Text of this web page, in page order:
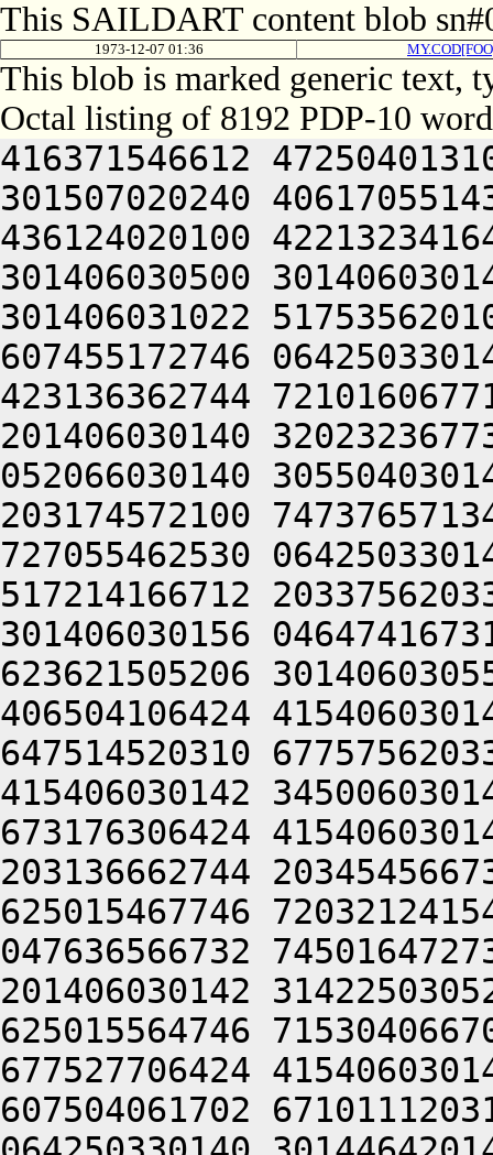
This SAILDART content blob
1973-12-07 01:36
This blob is marked generic text,
Octal listing of 8192 PDP-10
416371546612 472504013100 201012640630 446104030140 301507020240 406170551432 052064051212 415004050202 436124020100 422132341644 446412444636 470321241540 301406030500 301406030142 064250330140 301406620140 301406031022 517535620100 201001126532 264230170752 607455172746 064250330140 301406720140 301406031422 423136362744 721016067712 665341505206 301406030162 201406030140 320232367732 627515166712 715005526432 052066030140 305504030140 301406504622 631017167752 203174572100 747376571346 627314620322 671016471336 727055462530 064250330140 301426520140 301406033022 517214166712 203375620332 624321241540 301406133100 301406030156 046474167310 203115766330 607444066302 623621505206 301406030556 201406030140 340230751212 406504106424 415406030142 341006030140 301621153744 647514520310 677575620332 745016367744 713376706424 415406030142 345006030140 305401141322 713104071736 673176306424 415406030144 301006030140 305421160746 203136662744 203454566736 723125420334 675015467754 625015467746 720321241540 301406230500 301406030544 047636566732 745016472732 667621505206 301406031144 201406030142 314225030522 201012060744 623375620332 625015564746 715304066702 745011120320 727336020362 677527706424 415406030144 315006030140 305501153720 607504061702 671011120310 675016764750 641017167752 064250330140 301446420140 301406132422 513036370362 203475364734 673624061322 723075026532 203056267726 627345606424 415406030144 325006030140 305541141736 673156571722 677344026532 064250330140 301446620140 301406133422 413455163720 721014561746 723036464706 203335766712 673516326100 064250330140 301446720140 301406134022 467136464336 623234360730 203334526100 667624061744 627036464754 647517127032 052066030140 311604030140 301427104756 607236464734 635014667744 203315172350 663124061720 647075364712 260321241540 301406234500 301406031140 047075766714 677456426432 052066030140 315404030140 301446104620 627454520302 673104067336 735304066322 657124072320 625014771312 607504064312 713124060734 621014163350 627445406424 415406030146 305006030140 311441143344 607175562734 723134420356 677454471534 202474570752 627354362500 677144067336 727356326100 673364073312 713056327032 052066030140 315444030140 301446304656 643136262500 607454520332 745014166332 677354471502 205010767710 623035520346 723136760744 623136371500 623234467116 721014271322 673164066712 064250330140 301466320140 301406232022 445014467734 237505606424 415406030146 321006030140 311521143744 647134620302 673104071702 623354571746 064250330140 301466520140 301406233022 523235562500 633376220350 677034471432 052066030140 315544030140 301446704632 627515074730 627354520350 627456071312 623036464736 670321241540 301406333500 301406031160 046156262712 623375527032 052066030140 315604030140 301447104644 625341505206 301406031562 201406030146 300224020256 643135620350 643124072344 607235620330 627036662746 064250330140 301506020140 301406330422 406472320432 052066030140 321424030140 301466204622 203214173312 203314560744 673134420350 643036406424 415406030150 311006030140 315461152356 675015723706 663374365534 202516260722 671014172100 321526227032 052066030140 321464030140 301466404640 627514571164 202236420332 607274571432 052066030140 321504030140 301466504622 064250330140 301506520140 301406333022 503376662744 723625620100 443136262500 647464060500 713374272746 723354571746 064250330140 301507120140 301406333422 523214571312 271004053720 647514520206 663234663346 203374620210 677554571134 064250330140 301526020140 301406334022 433134566322 673165420314 627036227032 052066030140 325444030140 301467104622 203336571750 203115720344 647175072100 613624072320 627325606424 415406030152 321006030140 321401150302 703136220304 607164061330 727136306424 415406030152 325006030140 321421152356 675015460710 647136306424 415406030152 335006030140 321441151712 721016464312 203514161330 625304062312 607445406424 415406030152 341006030140 321461144750 237464064336 721004620306 713376762312 621014167310 203476462702 665016264746 627464063344 677321505206 301406033140 201406030150 320231120320 607554520302 671014567336 713335772746 203374271712 717475167734 203575172320 064250330140 301546120140 301406432422 447345572312 711335660532 723235767132 607304020306 677345573312 711336360532 723235767134 064250330140 301546220140 301406433022 443375562500 607174164734 271016762730 661014367732 625015067732 625341505206 301406033146 201406030150